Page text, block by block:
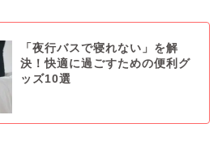
「夜行バスで寝れない」を解
決！快適に過ごすための便利グ
ッズ10選